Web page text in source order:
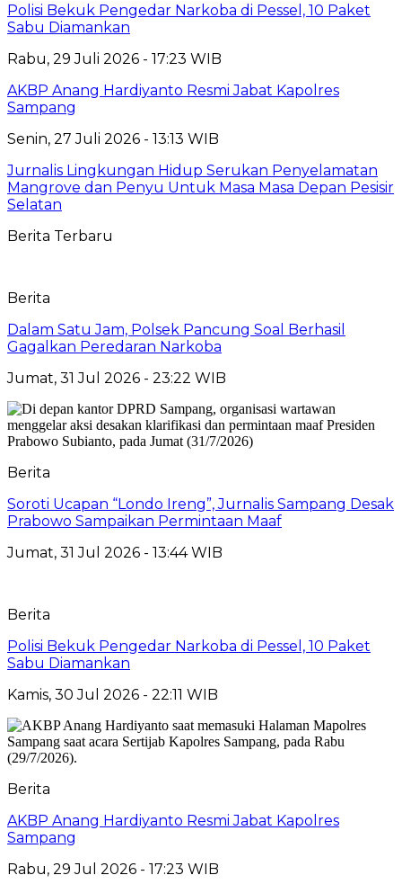
Polisi Bekuk Pengedar Narkoba di Pessel, 10 Paket
Sabu Diamankan
Rabu, 29 Juli 2026 - 17:23 WIB
AKBP Anang Hardiyanto Resmi Jabat Kapolres
Sampang
Senin, 27 Juli 2026 - 13:13 WIB
Jurnalis Lingkungan Hidup Serukan Penyelamatan
Mangrove dan Penyu Untuk Masa Masa Depan Pesisir
Selatan
Berita Terbaru
Berita
Dalam Satu Jam, Polsek Pancung Soal Berhasil
Gagalkan Peredaran Narkoba
Jumat, 31 Jul 2026 - 23:22 WIB
Berita
Soroti Ucapan “Londo Ireng”, Jurnalis Sampang Desak
Prabowo Sampaikan Permintaan Maaf
Jumat, 31 Jul 2026 - 13:44 WIB
Berita
Polisi Bekuk Pengedar Narkoba di Pessel, 10 Paket
Sabu Diamankan
Kamis, 30 Jul 2026 - 22:11 WIB
Berita
AKBP Anang Hardiyanto Resmi Jabat Kapolres
Sampang
Rabu, 29 Jul 2026 - 17:23 WIB